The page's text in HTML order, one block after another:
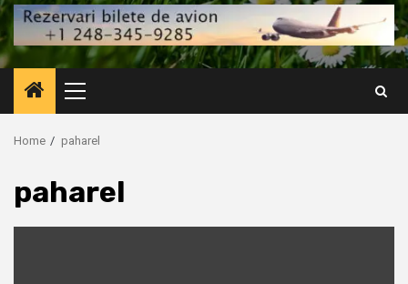
Primary
Menu
Home paharel
paharel